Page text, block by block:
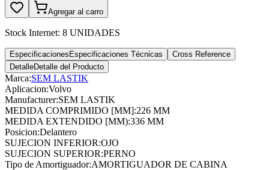
Agregar al carro
Stock Internet: 8 UNIDADES
Especificaciones Especificaciones Técnicas
Cross Reference
DetalleDetalle del Producto
Marca:SEM LASTIK
Aplicacion:Volvo
Manufacturer:SEM LASTIK
MEDIDA COMPRIMIDO [MM]:226 MM
MEDIDA EXTENDIDO [MM):336 MM
Posicion:Delantero
SUJECION INFERIOR:OJO
SUJECION SUPERIOR:PERNO
Tipo de Amortiguador:AMORTIGUADOR DE CABINA